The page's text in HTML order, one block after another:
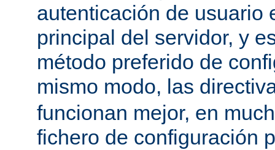
autenticación de usuario
principal del servidor, y
método preferido de
mismo modo, las
funcionan mejor, en
fichero de configuración